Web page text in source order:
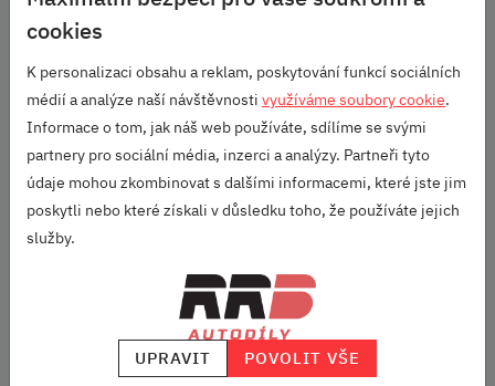
Údržba: Občasné lehké sklepání prachových částic (popř. otření
jemnou navlhčenou utěrkou). Dosedací plochy magnetů udržovat
čisté!
Škoda Fabia III (2014+) - Protisluneční clona na 5. dveře v černé
barvě
Škoda Originální příslušenství
Parametry
Fabia III
cookies
K personalizaci obsahu a reklam, poskytování funkcí sociálních
médií a analýze naší návštěvnosti využíváme soubory cookie.
Informace o tom, jak náš web používáte, sdílíme se svými
partnery pro sociální média, inzerci a analýzy. Partneři tyto
údaje mohou zkombinovat s dalšími informacemi, které jste jim
poskytli nebo které získali v důsledku toho, že používáte jejich
služby.
UPRAVIT POVOLIT VŠE